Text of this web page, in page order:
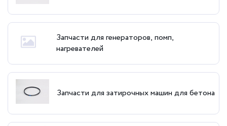
Запчасти для генераторов, помп,
нагревателей
Запчасти для затирочных машин для бетона